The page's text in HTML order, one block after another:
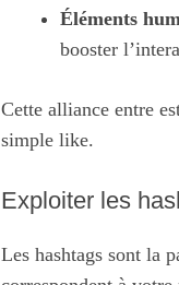
Éléments
booster
Cette alliance entre
simple like.
Exploiter les
Les hashtags sont la